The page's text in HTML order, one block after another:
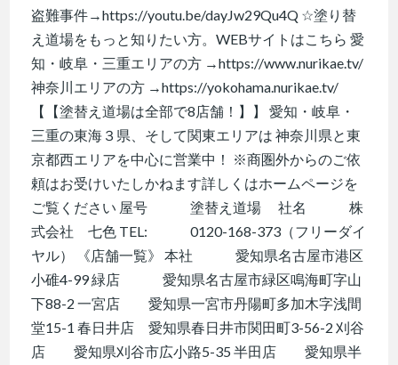
盗難事件→https://youtu.be/dayJw29Qu4Q ☆塗り替
え道場をもっと知りたい方。WEBサイトはこちら 愛
知・岐阜・三重エリアの方 →https://www.nurikae.tv/
神奈川エリアの方 →https://yokohama.nurikae.tv/
【【塗替え道場は全部で8店舗！】】 愛知・岐阜・
三重の東海３県、そして関東エリアは 神奈川県と東
京都西エリアを中心に営業中！ ※商圏外からのご依
頼はお受けいたしかねます詳しくはホームページを
ご覧ください 屋号 塗替え道場 社名 株
式会社 七色 TEL: 0120-168-373（フリーダイ
ヤル） 《店舗一覧》 本社 愛知県名古屋市港区
小碓4-99 緑店 愛知県名古屋市緑区鳴海町字山
下88-2 一宮店 愛知県一宮市丹陽町多加木字浅間
堂15-1 春日井店 愛知県春日井市関田町3-56-2 刈谷
店 愛知県刈谷市広小路5-35 半田店 愛知県半